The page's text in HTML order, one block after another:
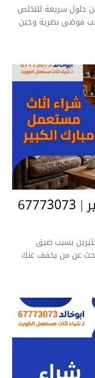
عن حلول سريعة للتخلص
فوضى بصرية وحين
بسبب ضيق
عن من يخفف عنك